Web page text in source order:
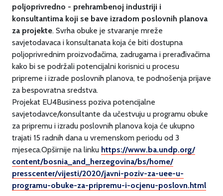
poljoprivredno - prehrambenoj industriji i
konsultantima koji se bave izradom poslovnih planova
za projekte. Svrha obuke je stvaranje mreže
savjetodavaca i konsultanata koja će biti dostupna
poljoprivrednim proizvođačima, zadrugama i prerađivačima
kako bi se podržali potencijalni korisnici u procesu
pripreme i izrade poslovnih planova, te podnošenja prijave
za bespovratna sredstva.
Projekat EU4Business poziva potencijalne
savjetodavce/konsultante da učestvuju u programu obuke
za pripremu i izradu poslovnih planova koja će ukupno
trajati 15 radnih dana u vremenskom periodu od 3
mjeseca.Opširnije na linku https://www.ba.undp.org/
content/bosnia_and_ herzegovina/bs/home/
presscenter/vijesti/2020/javni-poziv-za-uee-u-
programu-obuke-za-pripremu-i-ocjenu-poslovn.html